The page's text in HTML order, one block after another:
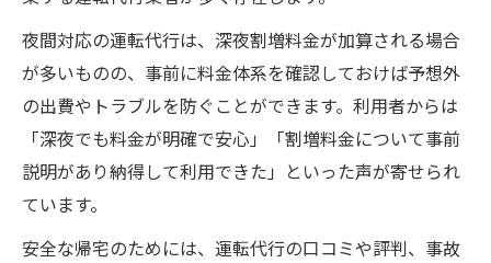
夜間対応の運転代行は、深夜割増料金が加算される場合
が多いものの、事前に料金体系を確認しておけば予想外
の出費やトラブルを防ぐことができます。利用者からは
「深夜でも料金が明確で安心」「割増料金について事前
説明があり納得して利用できた」といった声が寄せられ
ています。
安全な帰宅のためには、運転代行の口コミや評判、事故